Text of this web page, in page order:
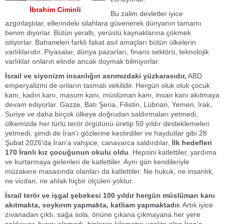
İbrahim Ciminli
Bu zalim devletler iyice
azgınlaştılar, ellerindeki silahlara güvenerek dünyanın tamamı
benim diyorlar. Bütün yeraltı, yerüstü kaynaklarına çökmek
istiyorlar. Bahaneleri farklı fakat asıl amaçları bütün ülkelerin
varlıklarıdır. Piyasalar, dünya pazarları, finans sektörü, teknolojik
varlıklar onların elinde ancak doymak bilmiyorlar.
İsrail ve siyonizm insanlığın asrımızdaki yüzkarasıdır, ABD
emperyalizmi de onların tasmalı vekilidir. Hergün oluk oluk çocuk
kanı, kadın kanı, masum kanı, müslüman kanı, insan kanı akıtmaya
devam ediyorlar. Gazze, Batı Şeria, Filistin, Lübnan, Yemen, Irak,
Suriye ve daha birçok ülkeye doğrudan saldırmaları yetmedi,
ülkemizde her türlü terör örgütünü üretip 50 yıldır desteklemeleri
yetmedi, şimdi de İran'ı gözlerine kestirdiler ve haydutlar gibi 28
Şubat 2026'da İran'a vahşice, canavarca saldırdılar, İlk hedefleri
170 İranlı kız çocuğunun okulu oldu . Hepsini katlettiler, yardıma
ve kurtarmaya gelenleri de katlettiler. Aynı gün kendileriyle
müzakere masasında olanları da katlettiler. Ne hukuk, ne insanlık,
ne vicdan, ne ahlak hiçbir ölçüleri yoktur.
İsrail terör ve işgal şebekesi 100 yıldır hergün müslüman kanı
akıtmakta, soykırım yapmakta, katliam yapmaktadır. Artık iyice
zıvanadan çıktı, sağa sola, önüne çıkana çıkmayana her yere